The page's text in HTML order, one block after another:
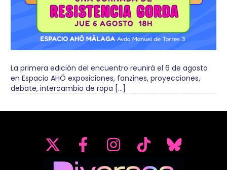
La primera edición del encuentro reunirá el 6 de agosto
en Espacio AHÓ exposiciones, fanzines, proyecciones,
debate, intercambio de ropa […]